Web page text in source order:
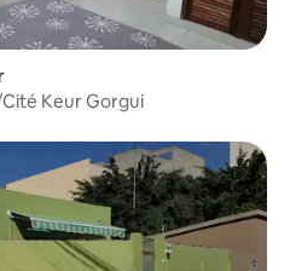
3/Cité Keur Gorgui